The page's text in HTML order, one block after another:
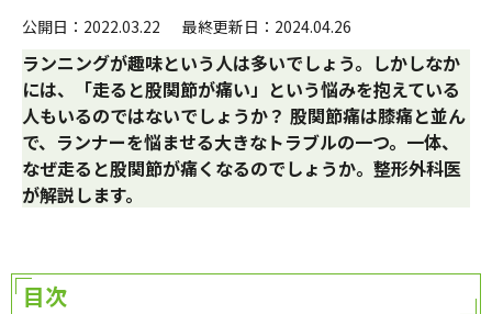
公開日：2022.03.22 最終更新日：2024.04.26
ランニングが趣味という人は多いでしょう。しかしなか
には、「走ると股関節が痛い」という悩みを抱えている
人もいるのではないでしょうか？ 股関節痛は膝痛と並ん
で、ランナーを悩ませる大きなトラブルの一つ。一体、
なぜ走ると股関節が痛くなるのでしょうか。整形外科医
が解説します。
目次